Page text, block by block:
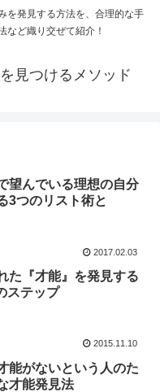
を発見する方法を、合理的な手
など織り交ぜて紹介！
見つけるメソッド
望んでいる理想の自分
3つのリスト術と
2017.02.03
た『才能』を発見する
ステップ
2015.11.10
能がないという人のた
才能発見法